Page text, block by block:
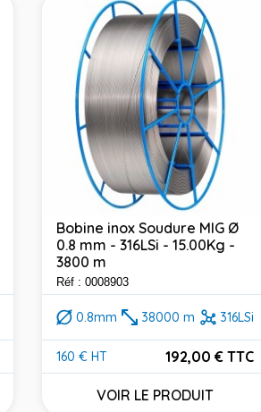
Bobine inox Soudure MIG Ø
0.8 mm - 316LSi - 15.00Kg -
3800 m
Réf : 0008903
0.8mm 38000 m 316LSi
160 € HT
Prix
192,00 € TTC
VOIR LE PRODUIT